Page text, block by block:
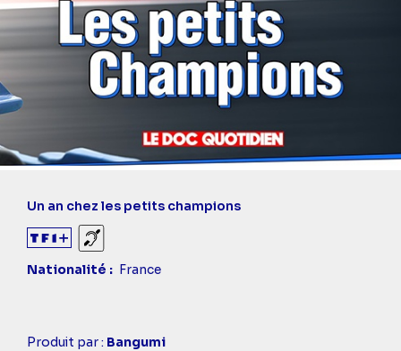
Un an chez les petits champions
Sourds et malentendants
Nationalité
France
Casting
Produit par : Bangumi